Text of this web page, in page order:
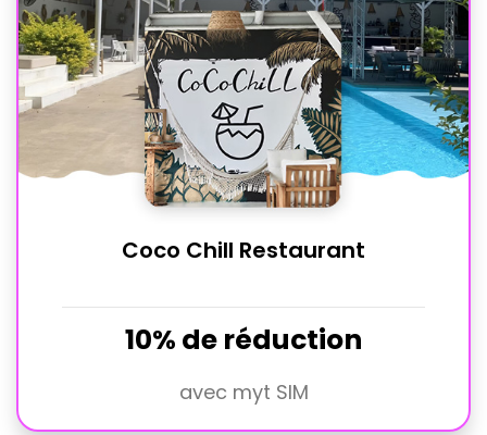
Coco Chill Restaurant
10% de réduction
avec myt SIM